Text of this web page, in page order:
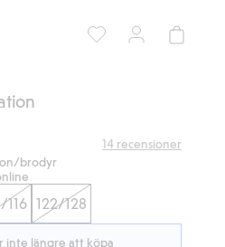
14 recensioner
brodyr
116 122/128
inte längre att köpa